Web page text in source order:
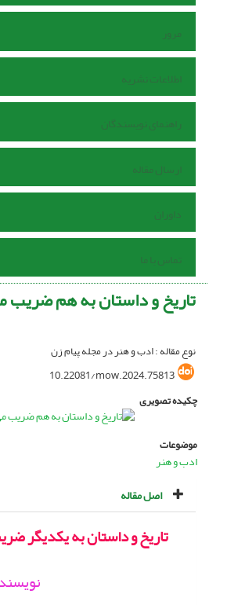
مرور
اطلاعات نشریه
راهنمای نویسندگان
ارسال مقاله
داوران
تماس با ما
تاریخ و داستان به هم
نوع مقاله : ادب و هنر در مجله پیام زن
10.22081/mow.2024.75813
چکیده تصویری
موضوعات
ادب و هنر
اصل مقاله
تاریخ و داستان به یکدیگر